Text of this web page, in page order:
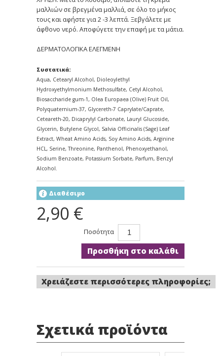
μαλλιών σε βρεγμένα μαλλιά, σε όλο το μήκος
τους και αφήστε για 2 -3 λεπτά. Ξεβγάλετε με
άφθονο νερό. Αποφύγετε την επαφή με τα μάτια.
ΔΕΡΜΑΤΟΛΟΓΙΚΑ ΕΛΕΓΜΕΝΗ
Συστατικά:
Aqua, Cetearyl Alcohol, Dioleoylethyl
Hydroxyethylmonium Methosulfate, Cetyl Alcohol,
Biosaccharide gum-1, Olea Europaea (Olive) Fruit Oil,
Polyquaternium-37, Glycereth-7 Caprylate/Caprate,
Ceteareth-20, Dicaprylyl Carbonate, Lauryl Glucoside,
Glycerin, Butylene Glycol, Salvia Officinalis (Sage) Leaf
Extract, Wheat Amino Acids, Soy Amino Acids, Arginine
HCL, Serine, Threonine, Panthenol, Phenoxyethanol,
Sodium Benzoate, Potassium Sorbate, Parfum, Benzyl
Alcohol.
Διαθέσιμο
2,90 €
Ποσότητα
Προσθήκη στο καλάθι
Χρειάζεστε περισσότερες πληροφορίες;
Σχετικά προϊόντα